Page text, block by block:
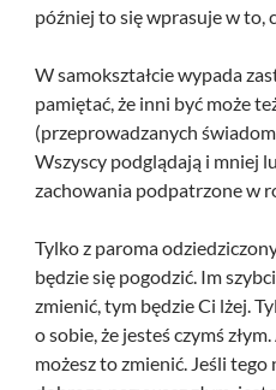
później to się wprasuje w to,
W samokształcie wypada
pamiętać, że inni być może
(przeprowadzanych
Wszyscy podglądają i mniej
zachowania podpatrzone w
Tylko z paroma
będzie się pogodzić. Im
zmienić, tym będzie Ci lżej.
o sobie, że jesteś czymś
możesz to zmienić. Jeśli